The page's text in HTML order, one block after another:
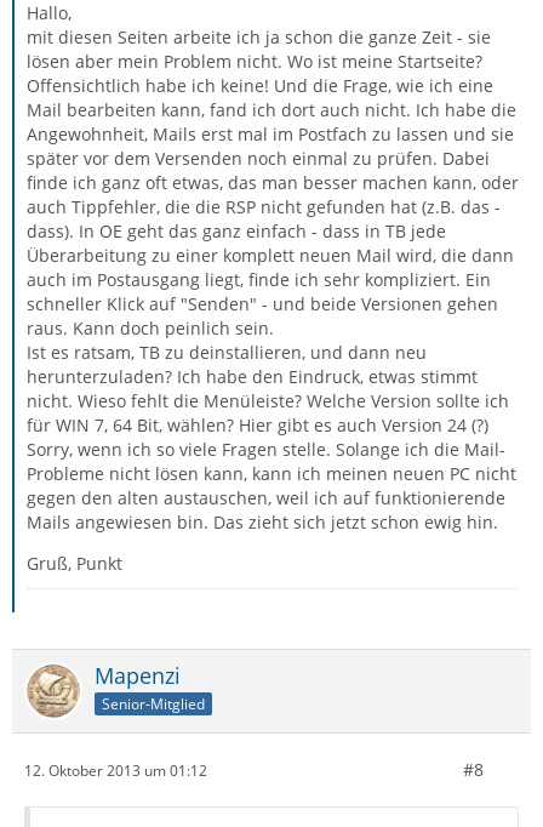
Hallo,
mit diesen Seiten arbeite ich ja schon die ganze Zeit - sie
lösen aber mein Problem nicht. Wo ist meine Startseite?
Offensichtlich habe ich keine! Und die Frage, wie ich eine
Mail bearbeiten kann, fand ich dort auch nicht. Ich habe die
Angewohnheit, Mails erst mal im Postfach zu lassen und sie
später vor dem Versenden noch einmal zu prüfen. Dabei
finde ich ganz oft etwas, das man besser machen kann, oder
auch Tippfehler, die die RSP nicht gefunden hat (z.B. das -
dass). In OE geht das ganz einfach - dass in TB jede
Überarbeitung zu einer komplett neuen Mail wird, die dann
auch im Postausgang liegt, finde ich sehr kompliziert. Ein
schneller Klick auf "Senden" - und beide Versionen gehen
raus. Kann doch peinlich sein.
Ist es ratsam, TB zu deinstallieren, und dann neu
herunterzuladen? Ich habe den Eindruck, etwas stimmt
nicht. Wieso fehlt die Menüleiste? Welche Version sollte ich
für WIN 7, 64 Bit, wählen? Hier gibt es auch Version 24 (?)
Sorry, wenn ich so viele Fragen stelle. Solange ich die Mail-
Probleme nicht lösen kann, kann ich meinen neuen PC nicht
gegen den alten austauschen, weil ich auf funktionierende
Mails angewiesen bin. Das zieht sich jetzt schon ewig hin.
Gruß, Punkt
Mapenzi
Senior-Mitglied
12. Oktober 2013 um 01:12 #8